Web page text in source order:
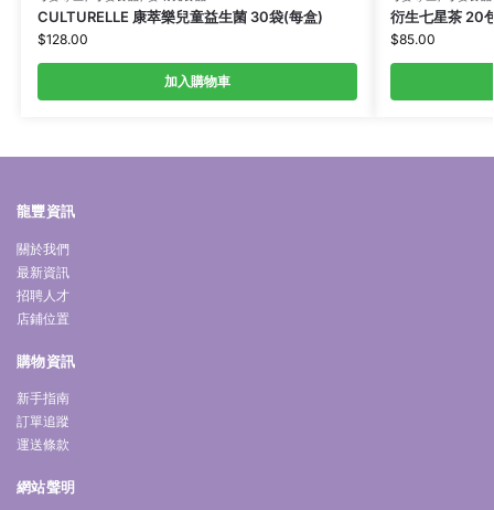
CULTURELLE 康萃樂兒童益生菌 30袋(每盒)
$128.00
加入購物車
衍生七星茶 20
$85.00
龍豐資訊
關於我們
最新資訊
招聘人才
店鋪位置
購物資訊
新手指南
訂單追蹤
運送條款
網站聲明